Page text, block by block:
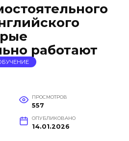
работают
ПРОСМОТРОВ
557
ОПУБЛИКОВАНО
14.01.2026